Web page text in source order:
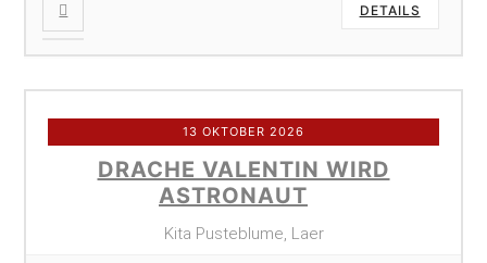
DETAILS
13 OKTOBER 2026
DRACHE VALENTIN WIRD
ASTRONAUT
Kita Pusteblume, Laer